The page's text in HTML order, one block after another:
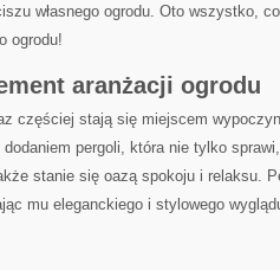
własnego ogrodu. Oto wszystko,
ogrodu!
aranżacji ogrodu
częściej stają ⁤się miejscem
pergoli, która nie tylko
stanie się oazą ‌spokoju i relaksu.
mu eleganckiego i stylowego